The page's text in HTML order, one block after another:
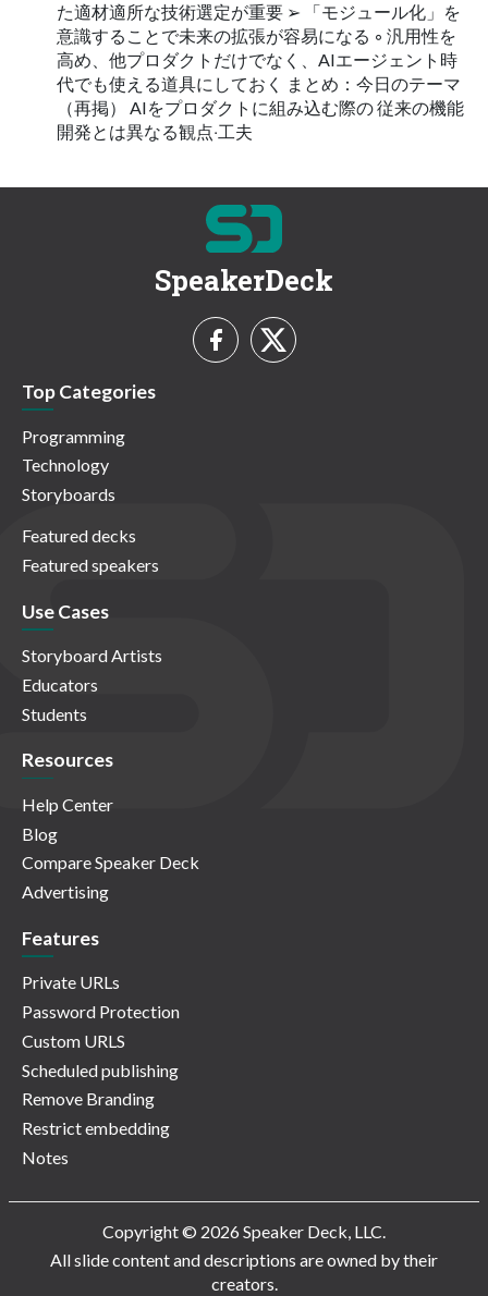
た適材適所な技術選定が重要 ➢ 「モジュール化」を
意識することで未来の拡張が容易になる ◦ 汎⽤性を
⾼め、他プロダクトだけでなく、AIエージェント時
代でも使える道具にしておく まとめ：今⽇のテーマ
（再掲） AIをプロダクトに組み込む際の 従来の機能
開発とは異なる観点‧⼯夫
SpeakerDeck
Top Categories
Programming
Technology
Storyboards
Featured decks
Featured speakers
Use Cases
Storyboard Artists
Educators
Students
Resources
Help Center
Blog
Compare Speaker Deck
Advertising
Features
Private URLs
Password Protection
Custom URLS
Scheduled publishing
Remove Branding
Restrict embedding
Notes
Copyright © 2026 Speaker Deck, LLC.
All slide content and descriptions are owned by their
creators.